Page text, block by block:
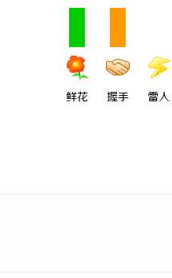
鲜花 握手 雷人